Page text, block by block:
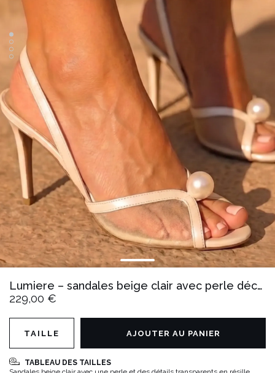
Lumiere – sandales beige clair avec perle décorative
229,00 €
TABLEAU DES TAILLES
TAILLE AJOUTER AU PANIER